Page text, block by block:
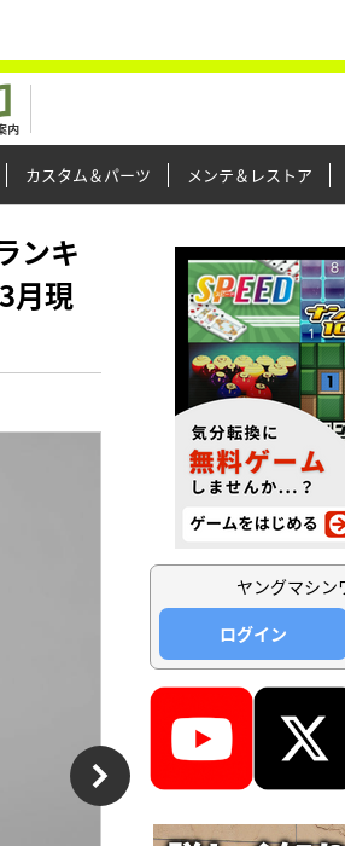
カスタム＆パーツ メンテ＆レストア
ンキ
月現
ヤングマシン
ログイン